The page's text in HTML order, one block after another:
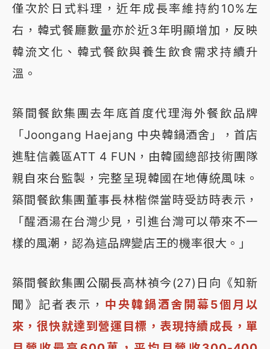
僅次於日式料理，近年成長率維持約10%左
右，韓式餐廳數量亦於近3年明顯增加，反映
韓流文化、韓式餐飲與養生飲食需求持續升
溫。
築間餐飲集團去年底首度代理海外餐飲品牌
「Joongang Haejang 中央韓鍋酒舍」，首店
進駐信義區ATT 4 FUN，由韓國總部技術團隊
親自來台監製，完整呈現韓國在地傳統風味。
築間餐飲集團董事長林楷傑當時受訪時表示，
「醒酒湯在台灣少見，引進台灣可以帶來不一
樣的風潮，認為這品牌變店王的機率很大。」
築間餐飲集團公關長高林禎今(27)日向《知新
聞》記者表示， 中央韓鍋酒舍開幕5個月以
來，很快就達到營運目標，表現持續成長，單